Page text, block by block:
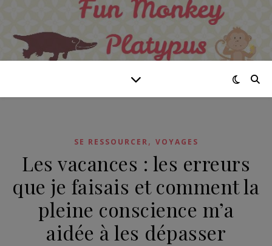
SE RESSOURCER, VOYAGES
Les vacances : les erreurs
que je faisais et comment la
pleine conscience m’a
aidée à les dépasser